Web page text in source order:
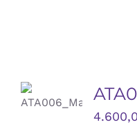
DETALLES